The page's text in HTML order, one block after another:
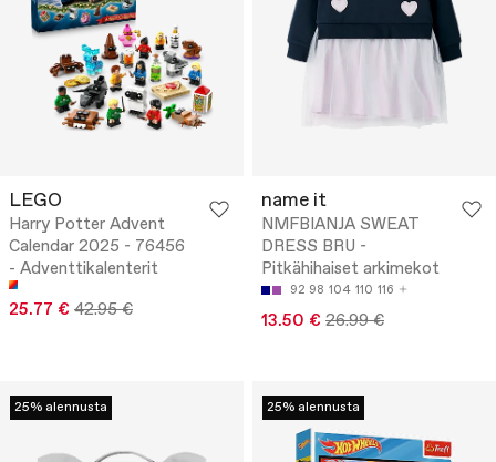
LEGO
Harry Potter Advent
Calendar 2025 - 76456
- Adventtikalenterit
25.77 € 42.95 €
name it
NMFBIANJA SWEAT
DRESS BRU -
Pitkähihaiset arkimekot
92 98 104 110 116
13.50 € 26.99 €
25% alennusta 25% alennusta